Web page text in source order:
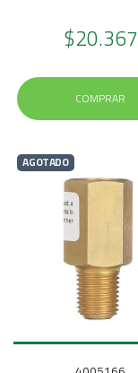
$20.367
COMPRAR
AGOTADO